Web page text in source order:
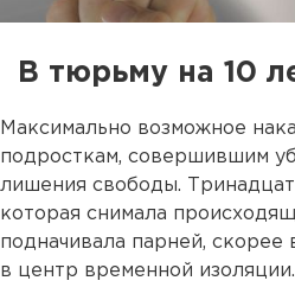
В тюрьму на 10
Максимально возможное
подросткам, совершившим
лишения свободы.
которая снимала
подначивала парней, скорее
в центр временной